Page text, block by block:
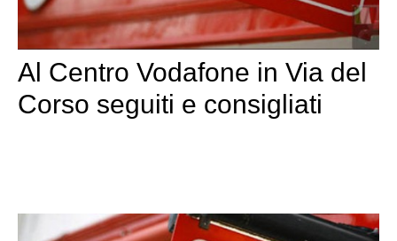
Al Centro Vodafone in Via del
Corso seguiti e consigliati